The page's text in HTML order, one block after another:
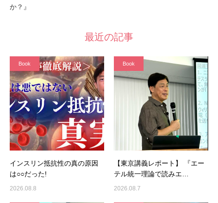
か？』
最近の記事
Book
インスリン抵抗性の真の原因
は○○だった!
2026.08.8
Book
【東京講義レポート】 『エー
テル統一理論で読みエ…
2026.08.7